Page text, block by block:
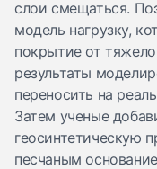
слои смещаться.
модель нагрузку,
покрытие от
результаты
переносить на
Затем ученые
геосинтетическую
песчаным